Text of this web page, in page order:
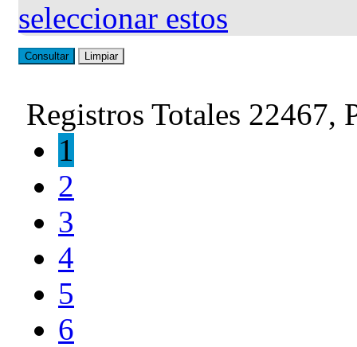
seleccionar estos
Consultar Limpiar
Registros Totales 22467,
1
2
3
4
5
6